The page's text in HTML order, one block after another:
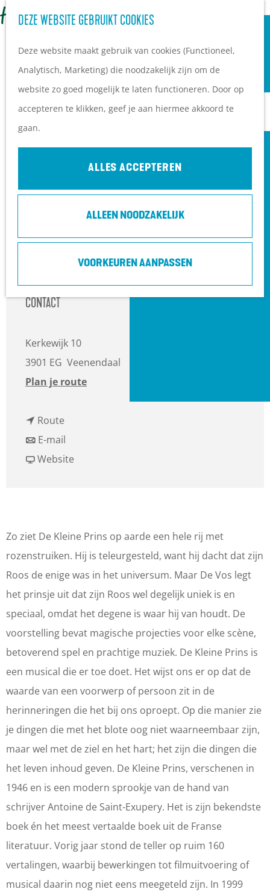
DEZE WEBSITE GEBRUIKT COOKIES
Deze website maakt gebruik van cookies (Functioneel,
Analytisch, Marketing) die noodzakelijk zijn om de
website zo goed mogelijk te laten functioneren. Door op
accepteren te klikken, geef je aan hiermee akkoord te
gaan.
ALLES ACCEPTEREN
ALLEEN NOODZAKELIJK
VOORKEUREN AANPASSEN
G
o
e
g
Z
e
k
e
n
e
n
u
Vakantieparken
Hotels
B&B's
bezoekers
Arrangementen en acties
Blogs over de Heuvelrug
Praktische informatie
Hoe kom ik op de
VVV informatiepunten
DE KLEINE PRINS (8+) - DG THEATER
CONTACT
Kerkewijk 10
3901 EG Veenendaal
Plan je routen
e
n
e
P
r
i
n
s
(
8
+
)
-
D
G
T
h
e
Route
a
a
K
l
e
i
n
e
P
r
i
n
s
(
8
+
)
-
D
G
T
E-mail
a
e
K
l
e
i
n
e
P
r
i
n
s
(
8
+
)
-
D
G
Website
e
K
l
e
i
n
e
P
r
i
n
s
(
8
+
)
-
D
G
Zo ziet De Kleine Prins op aarde een hele rij met
rozenstruiken. Hij is teleurgesteld, want hij dacht dat zijn
Roos de enige was in het universum. Maar De Vos legt
het prinsje uit dat zijn Roos wel degelijk uniek is en
speciaal, omdat het degene is waar hij van houdt. De
voorstelling bevat magische projecties voor elke scène,
betoverend spel en prachtige muziek. De Kleine Prins is
een musical die er toe doet. Het wijst ons er op dat de
waarde van een voorwerp of persoon zit in de
herinneringen die het bij ons oproept. Op die manier zie
je dingen die met het blote oog niet waarneembaar zijn,
maar wel met de ziel en het hart; het zijn die dingen die
het leven inhoud geven. De Kleine Prins, verschenen in
1946 en is een modern sprookje van de hand van
schrijver Antoine de Saint-Exupery. Het is zijn bekendste
boek én het meest vertaalde boek uit de Franse
literatuur. Vorig jaar stond de teller op ruim 160
vertalingen, waarbij bewerkingen tot filmuitvoering of
musical daarin nog niet eens meegeteld zijn. In 1999